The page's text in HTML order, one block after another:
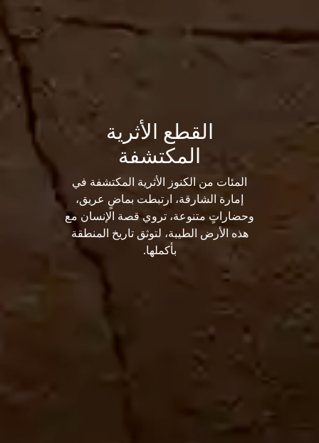
القطع الأثرية
المكتشفة
المئات من الكنوز الأثرية المكتشفة في
إمارة الشارقة، ارتبطت بماضٍ عريق،
وحضاراتٍ متنوعة، تروي قصة الإنسان مع
هذه الأرض الطيبة، لتوثق تاريخ المنطقة
بأكملها.